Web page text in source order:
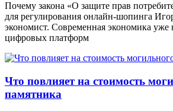
Почему закона «О защите прав
для регулирования онлайн-шопинга
экономист. Современная экономика уже
цифровых платформ
Что повлияет на стоимость
памятника